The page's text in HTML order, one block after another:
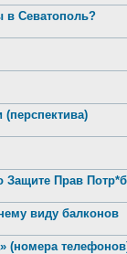
в Севатополь?
Прав
виду балконов
(номера